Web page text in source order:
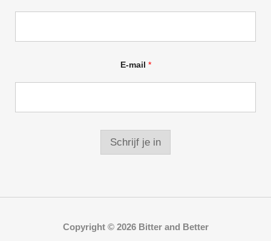
E-mail *
Schrijf je in
Copyright © 2026 Bitter and Better